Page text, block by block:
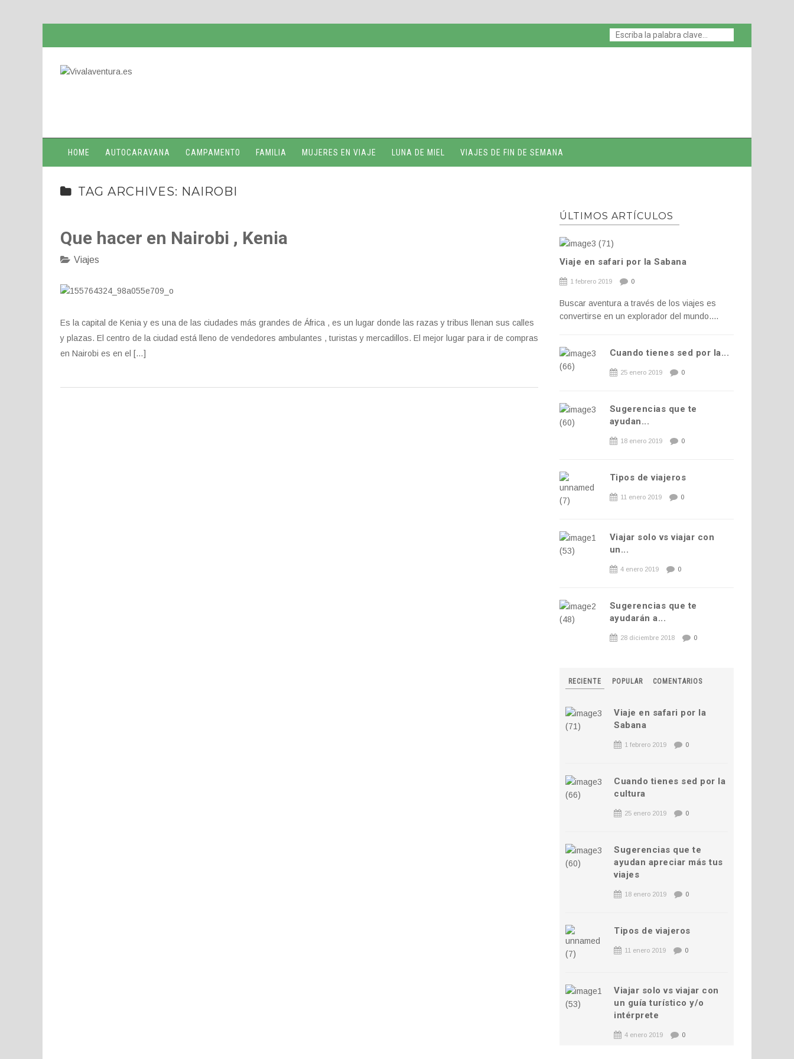
HOME AUTOCARAVANA CAMPAMENTO FAMILIA MUJERES EN VIAJE LUNA DE MIEL VIAJES DE FIN DE SEMANA
TAG ARCHIVES: NAIROBI
Que hacer en Nairobi , Kenia
Viajes
Es la capital de Kenia y es una de las ciudades más grandes de África , es un lugar donde las razas y tribus llenan sus calles
y plazas. El centro de la ciudad está lleno de vendedores ambulantes , turistas y mercadillos. El mejor lugar para ir de compras
en Nairobi es en el […]
ÚLTIMOS ARTÍCULOS
Viaje en safari por la Sabana
1 febrero 2019 0
Buscar aventura a través de los viajes es
convertirse en un explorador del mundo....
Cuando tienes sed por la...
25 enero 2019 0
Sugerencias que te
ayudan...
18 enero 2019 0
Tipos de viajeros
11 enero 2019 0
Viajar solo vs viajar con
un...
4 enero 2019 0
Sugerencias que te
ayudarán a...
28 diciembre 2018 0
RECIENTE POPULAR COMENTARIOS
Viaje en safari por la
Sabana
1 febrero 2019 0
Cuando tienes sed por la
cultura
25 enero 2019 0
Sugerencias que te
ayudan apreciar más tus
viajes
18 enero 2019 0
Tipos de viajeros
11 enero 2019 0
Viajar solo vs viajar con
un guía turístico y/o
intérprete
4 enero 2019 0